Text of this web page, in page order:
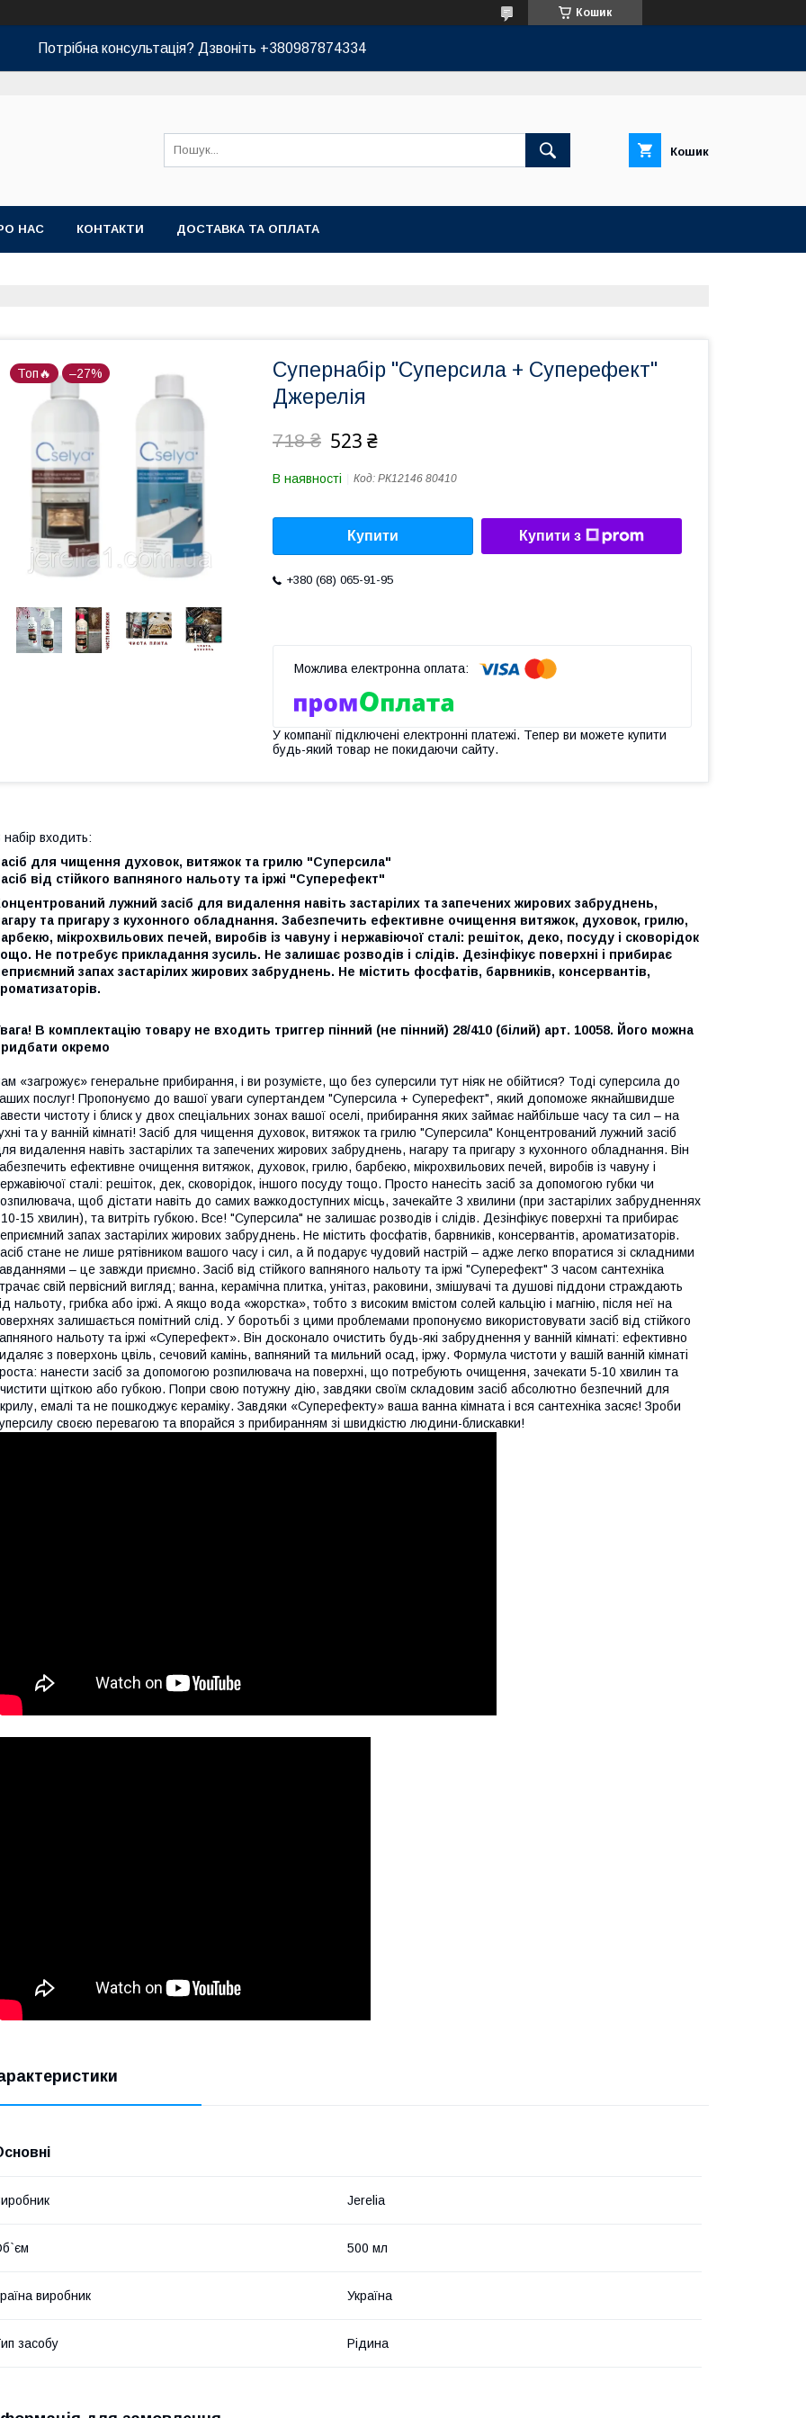
Кошик
Потрібна консультація? Дзвоніть +380987874334
Кошик
НАС КОНТАКТИ ДОСТАВКА ТА ОПЛАТА
Топ🔥 –27%
Супернабір "Суперсила + Суперефект"
Джерелія
718 ₴ 523 ₴
В наявності Код: РК12146 80410
Купити Купити з
+380 (68) 065-91-95
У компанії підключені електронні платежі. Тепер ви можете купити
будь-який товар не покидаючи сайту.
набір входить:
для чищення духовок, витяжок та грилю "Суперсила"
від стійкого вапняного нальоту та іржі "Суперефект"
лужний засіб для видалення навіть застарілих та запечених жирових забруднень,
та пригару з кухонного обладнання. Забезпечить ефективне очищення витяжок, духовок, грилю,
мікрохвильових печей, виробів із чавуну і нержавіючої сталі: решіток, деко, посуду і сковорідок
Не потребує прикладання зусиль. Не залишає розводів і слідів. Дезінфікує поверхні і прибирає
запах застарілих жирових забруднень. Не містить фосфатів, барвників, консервантів,
В комплектацію товару не входить триггер пінний (не пінний) 28/410 (білий) арт. 10058. Його можна
окремо
«загрожує» генеральне прибирання, і ви розумієте, що без суперсили тут ніяк не обійтися? Тоді суперсила до
послуг! Пропонуємо до вашої уваги супертандем "Суперсила + Суперефект", який допоможе якнайшвидше
чистоту і блиск у двох спеціальних зонах вашої оселі, прибирання яких займає найбільше часу та сил – на
та у ванній кімнаті! Засіб для чищення духовок, витяжок та грилю "Суперсила" Концентрований лужний засіб
видалення навіть застарілих та запечених жирових забруднень, нагару та пригару з кухонного обладнання. Він
ефективне очищення витяжок, духовок, грилю, барбекю, мікрохвильових печей, виробів із чавуну і
сталі: решіток, дек, сковорідок, іншого посуду тощо. Просто нанесіть засіб за допомогою губки чи
щоб дістати навіть до самих важкодоступних місць, зачекайте 3 хвилини (при застарілих забрудненнях
15 хвилин), та витріть губкою. Все! "Суперсила" не залишає розводів і слідів. Дезінфікує поверхні та прибирає
запах застарілих жирових забруднень. Не містить фосфатів, барвників, консервантів, ароматизаторів.
стане не лише рятівником вашого часу і сил, а й подарує чудовий настрій – адже легко впоратися зі складними
– це завжди приємно. Засіб від стійкого вапняного нальоту та іржі "Суперефект" З часом сантехніка
свій первісний вигляд; ванна, керамічна плитка, унітаз, раковини, змішувачі та душові піддони страждають
нальоту, грибка або іржі. А якщо вода «жорстка», тобто з високим вмістом солей кальцію і магнію, після неї на
залишається помітний слід. У боротьбі з цими проблемами пропонуємо використовувати засіб від стійкого
нальоту та іржі «Суперефект». Він досконало очистить будь-які забруднення у ванній кімнаті: ефективно
з поверхонь цвіль, сечовий камінь, вапняний та мильний осад, іржу. Формула чистоти у вашій ванній кімнаті
нанести засіб за допомогою розпилювача на поверхні, що потребують очищення, зачекати 5-10 хвилин та
щіткою або губкою. Попри свою потужну дію, завдяки своїм складовим засіб абсолютно безпечний для
емалі та не пошкоджує кераміку. Завдяки «Суперефекту» ваша ванна кімната і вся сантехніка засяє! Зроби
своєю перевагою та впорайся з прибиранням зі швидкістю людини-блискавки!
Jerelia
500 мл
виробник Україна
засобу Рідина